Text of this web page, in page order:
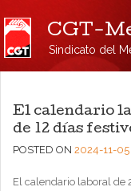
CGT-
Sindicato del
El calendario
de 12 días
POSTED ON 2024-11-05
El calendario laboral de